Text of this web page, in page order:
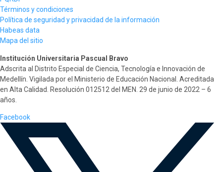
Términos y condiciones
Política de seguridad y privacidad de la información
Habeas data
Mapa del sitio
Institución Universitaria Pascual Bravo
Adscrita al Distrito Especial de Ciencia, Tecnología e Innovación de
Medellín. Vigilada por el Ministerio de Educación Nacional. Acreditada
en Alta Calidad. Resolución 012512 del MEN. 29 de junio de 2022 – 6
años.
Facebook